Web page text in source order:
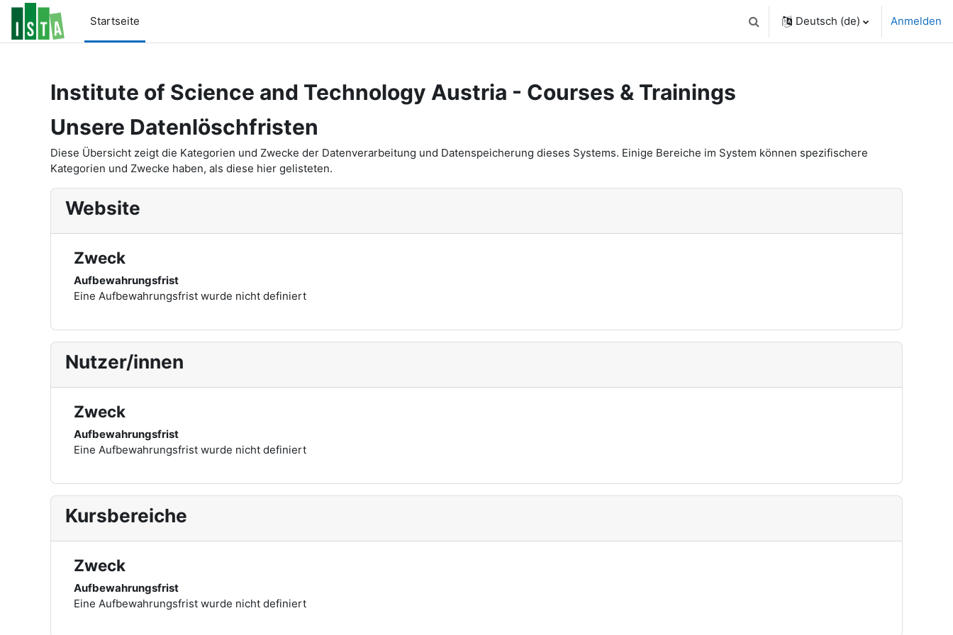
Zum Hauptinhalt
Startseite
Sucheingabe umschalten
Deutsch ‎(de)‎ Anmelden
Institute of Science and Technology Austria - Courses & Trainings
Unsere Datenlöschfristen
Diese Übersicht zeigt die Kategorien und Zwecke der Datenverarbeitung und Datenspeicherung dieses Systems. Einige Bereiche im System können spezifischere
Kategorien und Zwecke haben, als diese hier gelisteten.
Website
Zweck
Aufbewahrungsfrist
Eine Aufbewahrungsfrist wurde nicht definiert
Nutzer/innen
Zweck
Aufbewahrungsfrist
Eine Aufbewahrungsfrist wurde nicht definiert
Kursbereiche
Zweck
Aufbewahrungsfrist
Eine Aufbewahrungsfrist wurde nicht definiert